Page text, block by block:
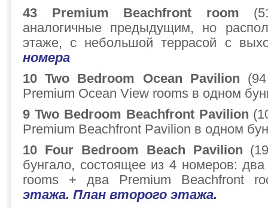
43 Premium Beachfront room
аналогичные предыдущим, но
этаже, с небольшой террасой с
номера
10 Two Bedroom Ocean Pavilion
Premium Ocean View rooms в одном
9 Two Bedroom Beachfront Pavilion
Premium Beachfront Pavilion в одном
10 Four Bedroom Beach Pavilion
бунгало, состоящее из 4 номеров:
rooms + два Premium Beachfront
этажа. План второго этажа.